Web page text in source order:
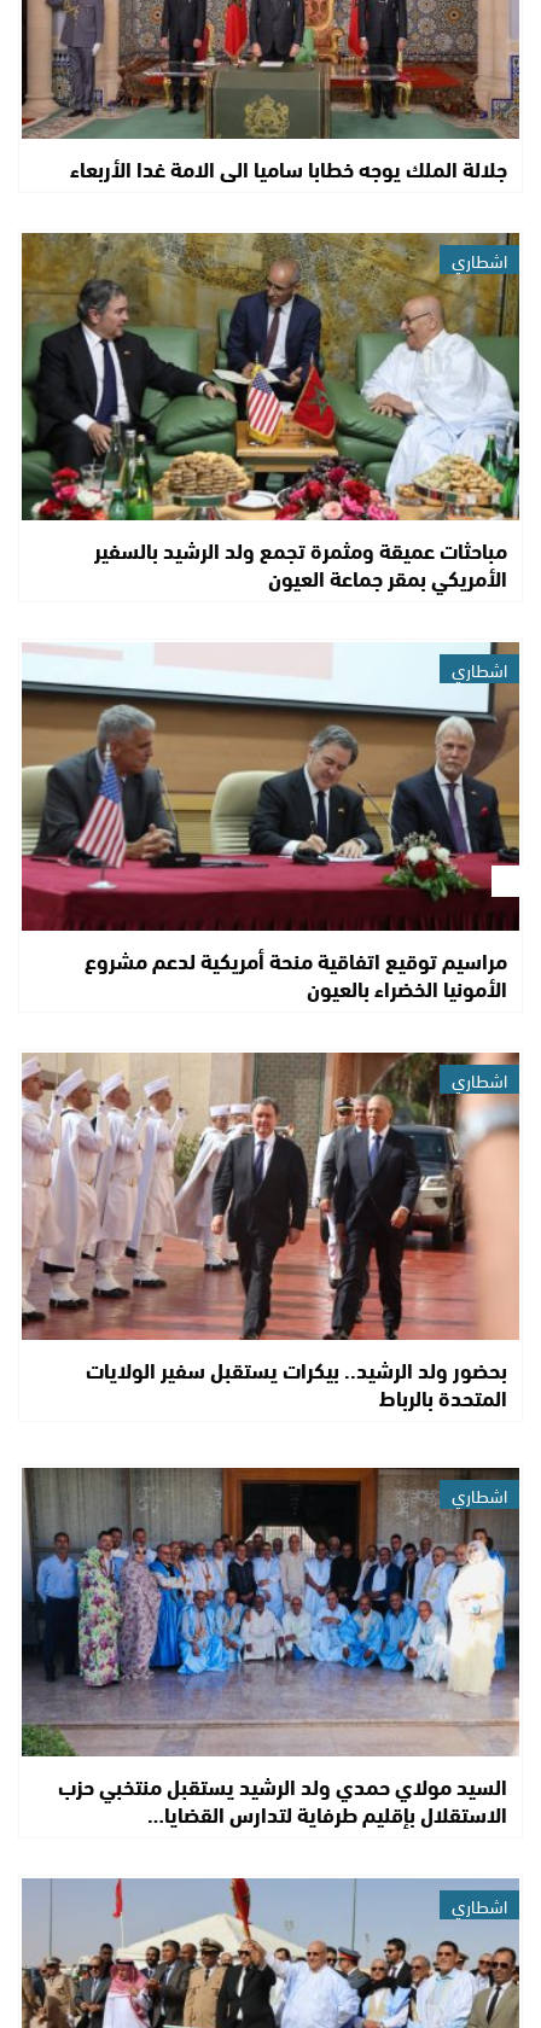
جلالة الملك يوجه خطابا ساميا الى الامة غدا الأربعاء
اشطاري
مباحثات عميقة ومثمرة تجمع ولد الرشيد بالسفير
الأمريكي بمقر جماعة العيون
اشطاري
مراسيم توقيع اتفاقية منحة أمريكية لدعم مشروع
الأمونيا الخضراء بالعيون
اشطاري
بحضور ولد الرشيد.. بيكرات يستقبل سفير الولايات
المتحدة بالرباط
اشطاري
السيد مولاي حمدي ولد الرشيد يستقبل منتخبي حزب
الاستقلال بإقليم طرفاية لتدارس القضايا…
اشطاري